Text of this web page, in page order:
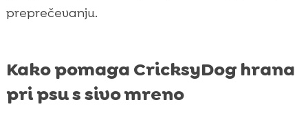
preprečevanju.
Kako pomaga CricksyDog hrana
pri psu s sivo mreno